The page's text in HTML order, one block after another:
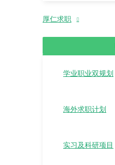
厚仁求职
学业职业双规划
海外求职计划
实习及科研项目